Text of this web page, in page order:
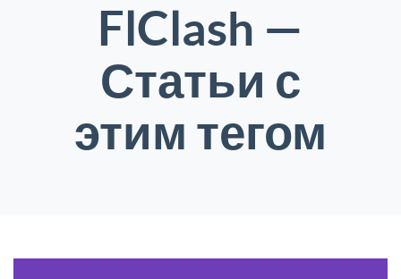
FlClash —
Статьи с
этим тегом